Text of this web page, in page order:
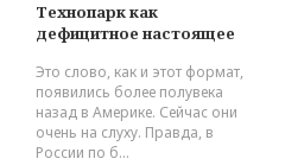
Технопарк как
дефицитное настоящее
Это слово, как и этот формат,
появились более полувека
назад в Америке. Сейчас они
очень на слуху. Правда, в
России по б...